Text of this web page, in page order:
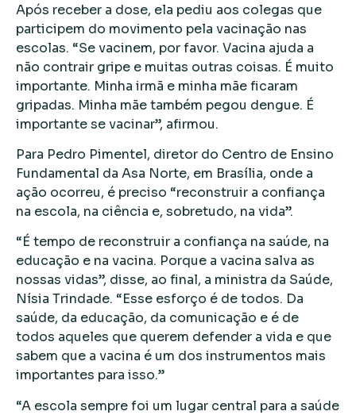
Após receber a dose, ela pediu aos colegas que
participem do movimento pela vacinação nas
escolas. “Se vacinem, por favor. Vacina ajuda a
não contrair gripe e muitas outras coisas. É muito
importante. Minha irmã e minha mãe ficaram
gripadas. Minha mãe também pegou dengue. É
importante se vacinar”, afirmou.
Para Pedro Pimentel, diretor do Centro de Ensino
Fundamental da Asa Norte, em Brasília, onde a
ação ocorreu, é preciso “reconstruir a confiança
na escola, na ciência e, sobretudo, na vida”.
“É tempo de reconstruir a confiança na saúde, na
educação e na vacina. Porque a vacina salva as
nossas vidas”, disse, ao final, a ministra da Saúde,
Nísia Trindade. “Esse esforço é de todos. Da
saúde, da educação, da comunicação e é de
todos aqueles que querem defender a vida e que
sabem que a vacina é um dos instrumentos mais
importantes para isso.”
“A escola sempre foi um lugar central para a saúde